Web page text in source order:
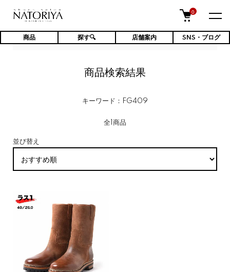
0
商品 探す🔍 店舗案内 SNS・ブログ
TOP 商品検索結果
商品検索結果
キーワード：FG409
全1商品
並び替え